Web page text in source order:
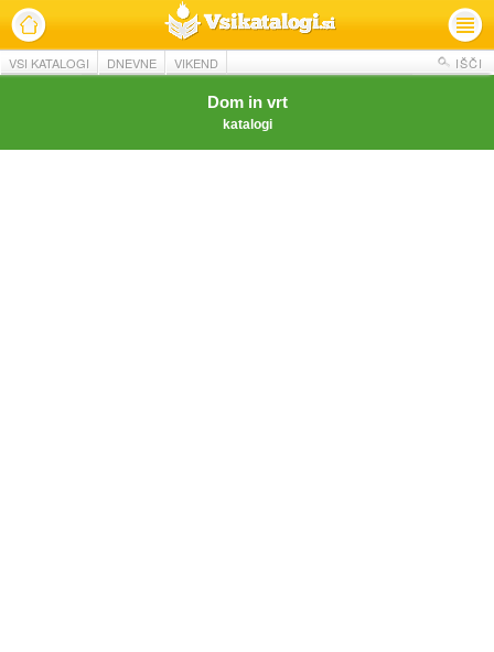
VSI KATALOGI DNEVNE VIKEND IŠČI
Dom in vrt
katalogi